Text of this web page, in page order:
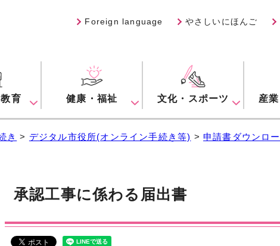
Foreign language やさしいにほんご
育 健康・福祉 文化・スポーツ 産
き > デジタル市役所(オンライン手続き等) > 申請書ダウンロ
承認工事に係わる届出書